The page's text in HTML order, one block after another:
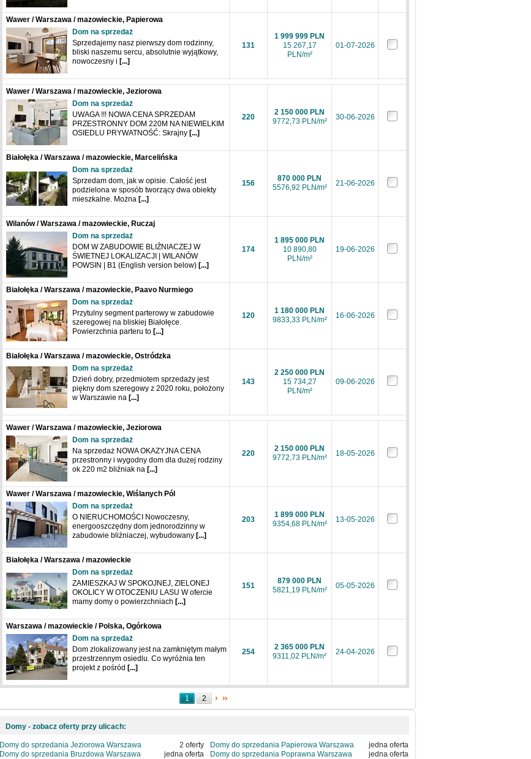
Wawer / Warszawa / mazowieckie, Papierowa
Dom na sprzedaż
Sprzedajemy nasz pierwszy dom rodzinny,
bliski naszemu sercu, absolutnie wyjątkowy,
nowoczesny i [...]
131
1 999 999 PLN
15 267,17
PLN/m²
01-07-2026
Wawer / Warszawa / mazowieckie, Jeziorowa
Dom na sprzedaż
UWAGA !!! NOWA CENA SPRZEDAM
PRZESTRONNY DOM 220M NA NIEWIELKIM
OSIEDLU PRYWATNOŚĆ: Skrajny [...]
220
2 150 000 PLN
9772,73 PLN/m²
30-06-2026
Białołęka / Warszawa / mazowieckie, Marcelińska
Dom na sprzedaż
Sprzedam dom, jak w opisie. Całość jest
podzielona w sposób tworzący dwa obiekty
mieszkalne. Można [...]
156
870 000 PLN
5576,92 PLN/m²
21-06-2026
Wilanów / Warszawa / mazowieckie, Ruczaj
Dom na sprzedaż
DOM W ZABUDOWIE BLIŹNIACZEJ W
ŚWIETNEJ LOKALIZACJI | WILANÓW
POWSIN | B1 (English version below) [...]
174
1 895 000 PLN
10 890,80
PLN/m²
19-06-2026
Białołęka / Warszawa / mazowieckie, Paavo Nurmiego
Dom na sprzedaż
Przytulny segment parterowy w zabudowie
szeregowej na bliskiej Białołęce.
Powierzchnia parteru to [...]
120
1 180 000 PLN
9833,33 PLN/m²
16-06-2026
Białołęka / Warszawa / mazowieckie, Ostródzka
Dom na sprzedaż
Dzień dobry, przedmiotem sprzedaży jest
piękny dom szeregowy z 2020 roku, położony
w Warszawie na [...]
143
2 250 000 PLN
15 734,27
PLN/m²
09-06-2026
Wawer / Warszawa / mazowieckie, Jeziorowa
Dom na sprzedaż
Na sprzedaż NOWA OKAZYJNA CENA
przestronny i wygodny dom dla dużej rodziny
ok 220 m2 bliźniak na [...]
220
2 150 000 PLN
9772,73 PLN/m²
18-05-2026
Wawer / Warszawa / mazowieckie, Wiślanych Pól
Dom na sprzedaż
O NIERUCHOMOŚCI Nowoczesny,
energooszczędny dom jednorodzinny w
zabudowie bliźniaczej, wybudowany [...]
203
1 899 000 PLN
9354,68 PLN/m²
13-05-2026
Białołęka / Warszawa / mazowieckie
Dom na sprzedaż
ZAMIESZKAJ W SPOKOJNEJ, ZIELONEJ
OKOLICY W OTOCZENIU LASU W ofercie
mamy domy o powierzchniach [...]
151
879 000 PLN
5821,19 PLN/m²
05-05-2026
Warszawa / mazowieckie / Polska, Ogórkowa
Dom na sprzedaż
Dom zlokalizowany jest na zamkniętym małym
przestrzennym osiedlu. Co wyróżnia ten
projekt z pośród [...]
254
2 365 000 PLN
9311,02 PLN/m²
24-04-2026
1 2
Domy - zobacz oferty przy ulicach:
2 oferty
Domy do sprzedania Jeziorowa Warszawa
jedna oferta
Domy do sprzedania Bruzdowa Warszawa
jedna oferta
Domy do sprzedania Papierowa Warszawa
jedna oferta
Domy do sprzedania Poprawna Warszawa